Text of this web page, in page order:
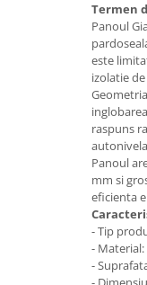
Aparate de tuns & ras
Cantare corporale
Mobilier pentru
Dulapuri baie
Mobilier baie
Termen
Panoul
este
izolatie
raspuns
Panoul
mm si
eficienta
- Tip
-
-